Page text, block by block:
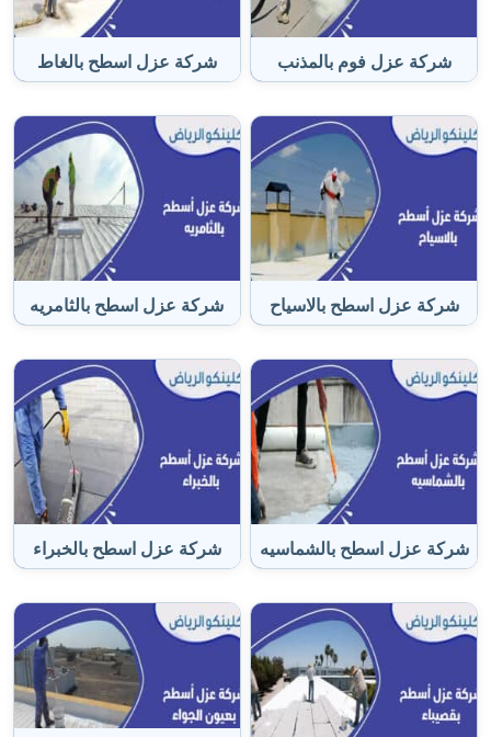
شركة عزل فوم بالمذنب شركة عزل اسطح بالغاط
شركة عزل اسطح بالاسياح شركة عزل اسطح بالثامريه
شركة عزل اسطح بالشماسيه شركة عزل اسطح بالخبراء